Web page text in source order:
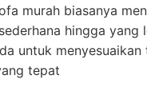
murah biasanya
hingga yang
untuk menyesuaikan
tepat